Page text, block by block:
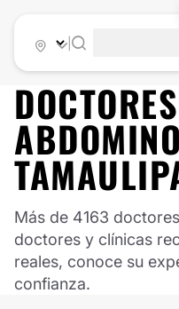
Más de 4163
doctores y clínicas
reales, conoce su
confianza.